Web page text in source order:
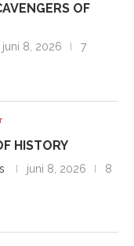
OF
juni 8, 2026
7
HISTORY
juni 8, 2026
8